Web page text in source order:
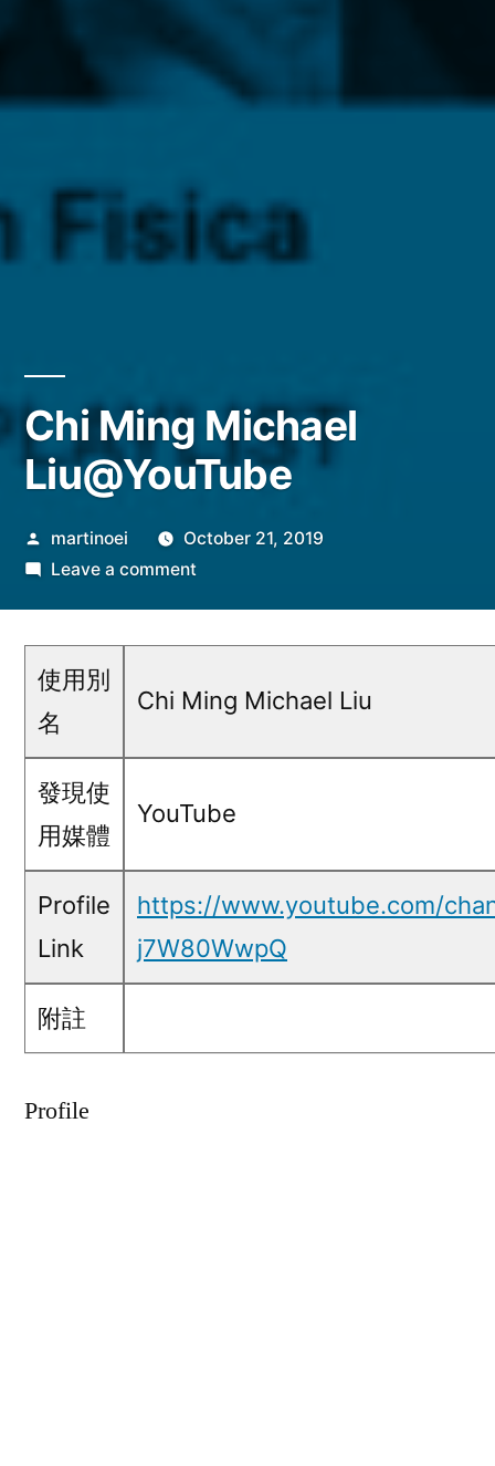
Chi Ming Michael
Liu@YouTube
Posted
by
martinoei
October 21, 2019
Leave a commenton
Liu@YouTube
使用別
名
Chi Ming Michael Liu
發現使
用媒體
YouTube
Profile
Link
https://www.youtube.com/
j7W80WwpQ
附註
Profile